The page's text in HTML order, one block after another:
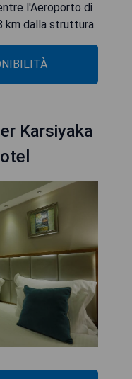
l'Aeroporto di
km dalla struttura.
Karsiyaka